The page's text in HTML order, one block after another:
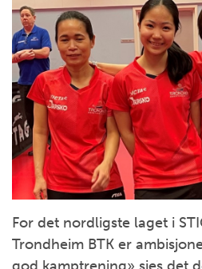
For det nordligste laget i
Trondheim BTK er